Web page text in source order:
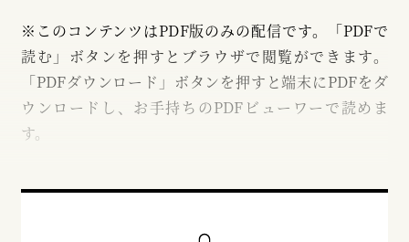
※このコンテンツはPDF版のみの配信です。「PDFで
読む」ボタンを押すとブラウザで閲覧ができます。
「PDFダウンロード」ボタンを押すと端末にPDFをダ
ウンロードし、お手持ちのPDFビューワーで読めま
す。